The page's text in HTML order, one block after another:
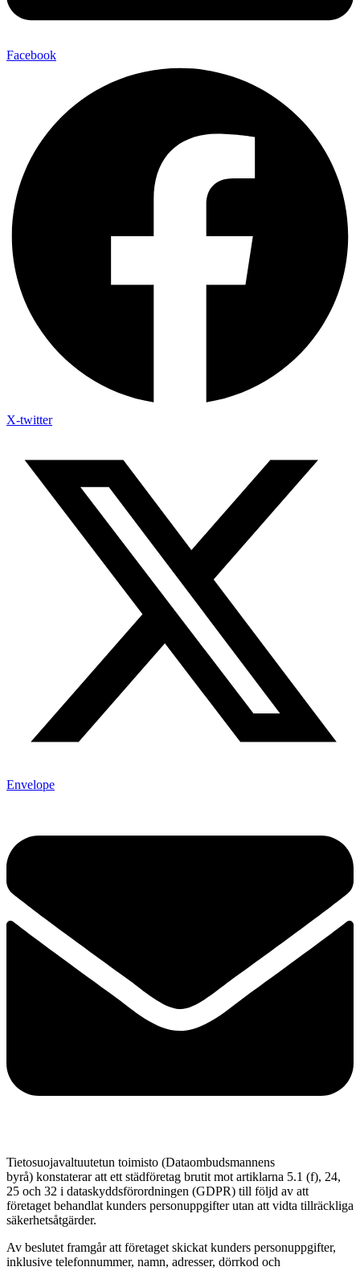
Facebook
X-twitter
Envelope
Tietosuojavaltuutetun toimisto (Dataombudsmannens
byrå) konstaterar att ett städföretag brutit mot artiklarna 5.1 (f), 24,
25 och 32 i dataskyddsförordningen (GDPR) till följd av att
företaget behandlat kunders personuppgifter utan att vidta tillräckliga
säkerhetsåtgärder.
Av beslutet framgår att företaget skickat kunders personuppgifter,
inklusive telefonnummer, namn, adresser, dörrkod och